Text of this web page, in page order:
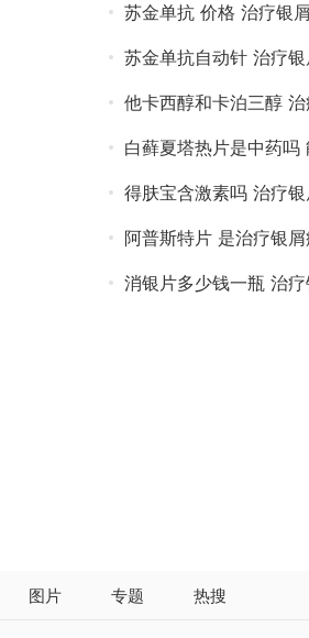
苏金单抗 价格 治疗银
苏金单抗自动针 治疗
他卡西醇和卡泊三醇
白藓夏塔热片是中药吗
得肤宝含激素吗 治疗
阿普斯特片 是治疗银
消银片多少钱一瓶 治
图片 专题 热搜